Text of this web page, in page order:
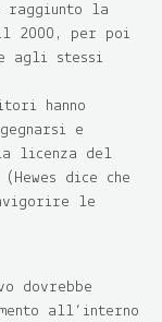
raggiunto la
il 2000, per poi
agli stessi
hanno
e
licenza del
dice che
le
dovrebbe
all’interno